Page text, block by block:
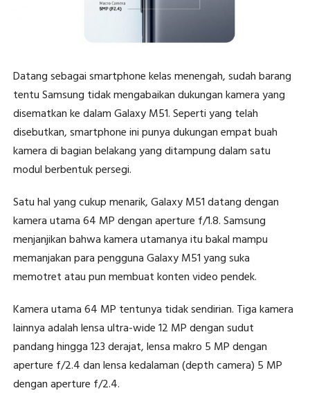
Datang sebagai smartphone kelas menengah, sudah barang
tentu Samsung tidak mengabaikan dukungan kamera yang
disematkan ke dalam Galaxy M51. Seperti yang telah
disebutkan, smartphone ini punya dukungan empat buah
kamera di bagian belakang yang ditampung dalam satu
modul berbentuk persegi.
Satu hal yang cukup menarik, Galaxy M51 datang dengan
kamera utama 64 MP dengan aperture f/1.8. Samsung
menjanjikan bahwa kamera utamanya itu bakal mampu
memanjakan para pengguna Galaxy M51 yang suka
memotret atau pun membuat konten video pendek.
Kamera utama 64 MP tentunya tidak sendirian. Tiga kamera
lainnya adalah lensa ultra-wide 12 MP dengan sudut
pandang hingga 123 derajat, lensa makro 5 MP dengan
aperture f/2.4 dan lensa kedalaman (depth camera) 5 MP
dengan aperture f/2.4.